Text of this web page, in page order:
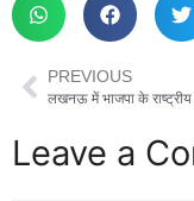
PREVIOUS
Leave a